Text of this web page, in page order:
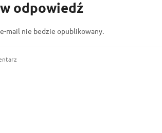
odpowiedź
mail nie bedzie opublikowany.